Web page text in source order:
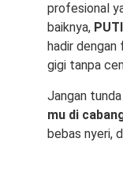
profesional
baiknya,
hadir dengan
gigi tanpa
Jangan
mu di
bebas nyeri,